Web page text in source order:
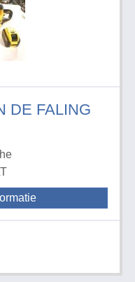
DE FALING